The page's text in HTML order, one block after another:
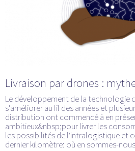
Livraison par drones :
Le développement de la technologie
s'améliorer au fil des années et
distribution ont commencé à en
ambitieux&nbsp;pour livrer les
les possibilités de l'intralogistique et
dernier kilomètre: où en sommes-